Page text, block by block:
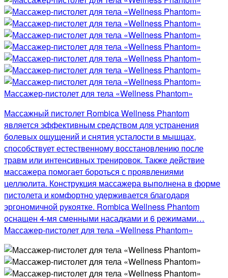
Массажер-пистолет для тела «Wellness Phantom»
Массажный пистолет Rombica Wellness Phantom
является эффективным средством для устранения
болевых ощущений и снятия усталости в мышцах,
способствует естественному восстановлению после
травм или интенсивных тренировок. Также действие
массажера помогает бороться с проявлениями
целлюлита. Конструкция массажера выполнена в форме
пистолета и комфортно удерживается благодаря
эргономичной рукоятке. Rombica Wellness Phantom
оснащен 4-мя сменными насадками и 6 режимами…
Массажер-пистолет для тела «Wellness Phantom»